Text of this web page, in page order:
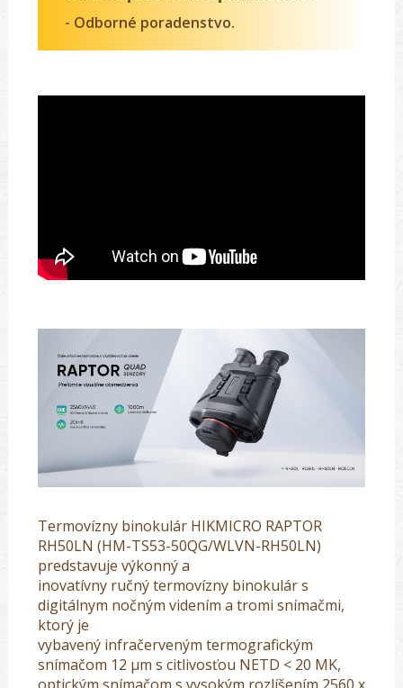
- Odborné poradenstvo.
Termovízny binokulár HIKMICRO RAPTOR
RH50LN (HM-TS53-50QG/WLVN-RH50LN)
predstavuje výkonný a
inovatívny ručný termovízny binokulár s
digitálnym nočným videním a tromi snímačmi,
ktorý je
vybavený infračerveným termografickým
snímačom 12 μm s citlivosťou NETD < 20 MK,